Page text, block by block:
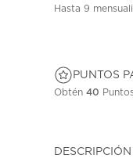
Hasta9
PUNTOS
Obtén40